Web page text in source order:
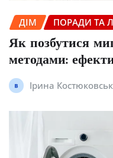
ДІМ ПОРАДИ ТА
Як позбутися
методами:
Ірина